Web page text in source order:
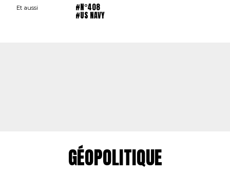
Et aussi #N°408
#US NAVY
GÉOPOLITIQUE